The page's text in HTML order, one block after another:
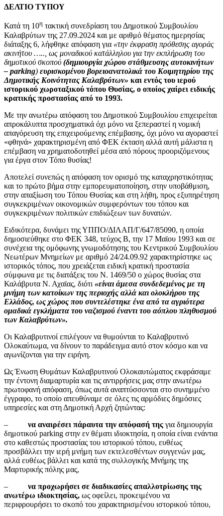
ΔΕΛΤΙΟ ΤΥΠΟΥ
Κατά τη 10η τακτική συνεδρίαση του Δημοτικού Συμβουλίου
Καλαβρύτων της 27.09.2024 και με αριθμό θέματος ημερησίας
διάταξης 6, λήφθηκε απόφαση για «την έκφραση πρόθεσης αγοράς
ακινήτου ….., ως μοναδικού κατάλληλου για την εκπλήρωση του
δημοτικού σκοπού (δημιουργία χώρου στάθμευσης αυτοκινήτων
– parking) ευρισκομένου βορειοανατολικά του Κοιμητηρίου της
Δημοτικής Κοινότητας Καλαβρύτων» και εντός του ιερού
ιστορικού χωροταξικού τόπου Θυσίας, ο οποίος χαίρει ειδικής
κρατικής προστασίας από το 1993.
Με την ανωτέρω απόφαση του Δημοτικού Συμβουλίου επιχειρείται
απροκάλυπτα προσχηματικά όχι μόνο να ξεπεραστεί η νομική
απαγόρευση της επιχειρούμενης επέμβασης, όχι μόνο να αγοραστεί
«φθηνά» χαρακτηρισμένη από ΦΕΚ έκταση αλλά αυτή μάλιστα η
επέμβαση να χρηματοδοτηθεί μέσα από πόρους προοριζόμενους
για έργα στον Τόπο θυσίας!
Αποτελεί συνεπώς η απόφαση τον ορισμό της καταχρηστικότητας
και το πρώτο βήμα στην εμπορευματοποίηση, στην υποβάθμιση,
στην απαξίωση του Τόπου Θυσίας και στη λήθη, προς εξυπηρέτηση
συγκεκριμένων οικονομικών συμφερόντων του τόπου και
συγκεκριμένων πολιτικών επιδιώξεων των δυνατών.
Ειδικότερα, δυνάμει της ΥΠΠΟ/ΔΙΛΑΠ/Γ/647/85090, η οποία
δημοσιεύθηκε στο ΦΕΚ 348, τεύχος Β, την 17 Μαϊου 1993 και σε
συνέχεια της ομόφωνης γνωμοδότησης του Κεντρικού Συμβουλίου
Νεωτέρων Μνημείων με αριθμό 24/24.09.92 χαρακτηρίστηκε ως
ιστορικός τόπος, που χρειάζεται ειδική κρατική προστασία
σύμφωνα με τις διατάξεις του Ν. 1469/50 o χώρος θυσίας στα
Καλάβρυτα Ν. Αχαϊας, διότι «είναι άμεσα συνδεδεμένος με τη
μνήμη των κατοίκων της περιοχής αλλά και ολοκλήρου της
Ελλάδος, ως χώρος που συντελέστηκε ένα από τα αγριότερα
ομαδικά εγκλήματα του ναζισμού έναντι του αόπλου πληθυσμού
των Καλαβρύτων».
Oι Καλαβρυτινοί επιλέγουν να θυμούνται το Καλαβρυτινό
Ολοκαύτωμα, να δίνουν το παράδειγμα αυτό στον κόσμο και να
αγωνίζονται για την ειρήνη.
Ως Ένωση Θυμάτων Καλαβρυτινού Ολοκαυτώματος εκφράσαμε
την έντονη διαμαρτυρία και τις αντιρρήσεις μας στην ανωτέρω
πρωτοφανή απόφαση, όπως αυτά αναπτύσσονται στο συνημμένο
έγγραφο, το οποίο απευθύναμε σε όλες τις αρμόδιες δημόσιες
υπηρεσίες και στη Δημοτική Αρχή ζητώντας:
– να αναιρέσει πάραυτα την απόφασή της για δημιουργία
δημοτικού parking στην εν θέματι ιδιοκτησία, η οποία είναι ενάντια
στο καθεστώς προστασίας του ιστορικού τόπου, ευθέως
προσβάλλει την ιερή μνήμη των εκτελεσθέντων συγγενών μας,
αλλά ευθέως βάλλει και κατά της συλλογικής Μνήμης της
Μαρτυρικής πόλης μας,
– να προχωρήσει σε διαδικασίες απαλλοτρίωσης της
ανωτέρω ιδιοκτησίας, ως οφείλει, προκειμένου να
περιφρουρήσει το σκοπό του χαρακτηρισμένου ιστορικού τόπου,